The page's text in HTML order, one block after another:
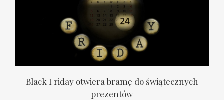
Black Friday otwiera bramę do świątecznych
prezentów